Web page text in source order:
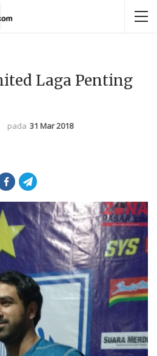
Laga Penting
pada 31 Mar 2018